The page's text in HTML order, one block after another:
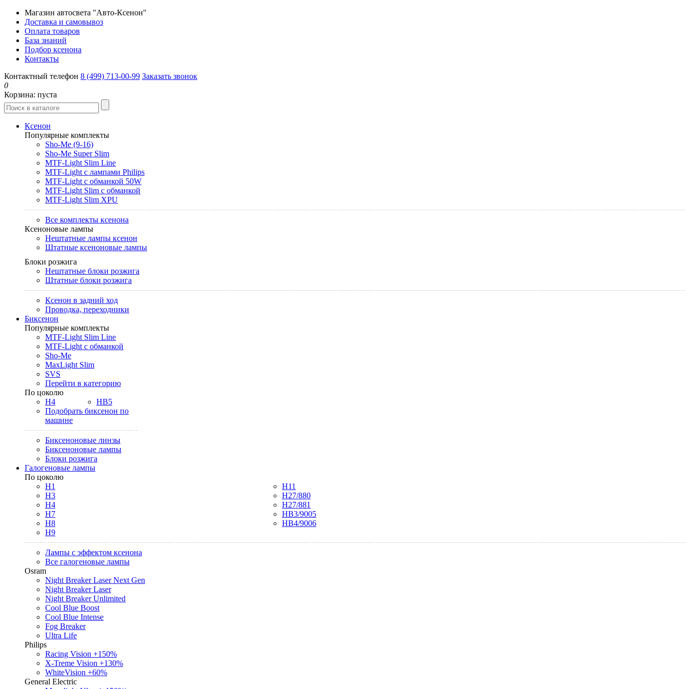
Магазин автосвета "Авто-Ксенон"
Доставка и самовывоз
Оплата товаров
База знаний
Подбор ксенона
Контакты
Контактный телефон 8 (499) 713-00-99 Заказать звонок
0
Корзина: пуста
Ксенон
Популярные комплекты
Sho-Me (9-16)
Sho-Me Super Slim
MTF-Light Slim Line
MTF-Light с лампами Philips
MTF-Light с обманкой 50W
MTF-Light Slim с обманкой
MTF-Light Slim XPU
Все комплекты ксенона
Ксеноновые лампы
Нештатные лампы ксенон
Штатные ксеноновые лампы
Блоки розжига
Нештатные блоки розжига
Штатные блоки розжига
Ксенон в задний ход
Проводка, переходники
Биксенон
Популярные комплекты
MTF-Light Slim Line
MTF-Light с обманкой
Sho-Me
MaxLight Slim
SVS
Перейти в категорию
По цоколю
H4
HB5
Подобрать биксенон по
машине
Биксеноновые линзы
Биксеноновые лампы
Блоки розжига
Галогеновые лампы
По цоколю
H1
H3
H4
H7
H8
H9
H11
H27/880
H27/881
HB3/9005
HB4/9006
Лампы с эффектом ксенона
Все галогеновые лампы
Osram
Night Breaker Laser Next Gen
Night Breaker Laser
Night Breaker Unlimited
Cool Blue Boost
Cool Blue Intense
Fog Breaker
Ultra Life
Philips
Racing Vision +150%
X-Treme Vision +130%
WhiteVision +60%
General Electric